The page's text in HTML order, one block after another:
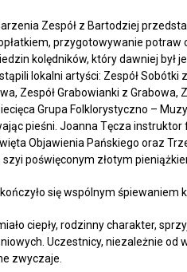
Zespół z Bartodziej
przygotowywanie
kolędników, który dawniej był
lokalni artyści: Zespół Sobótki
Zespół Grabowianki z
Grupa Folklorystyczno –
pieśni. Joanna Tęcza
Objawienia Pańskiego oraz
poświęconym złotym
się wspólnym śpiewaniem
ciepły, rodzinny charakter,
Uczestnicy, niezależnie od
zwyczaje.